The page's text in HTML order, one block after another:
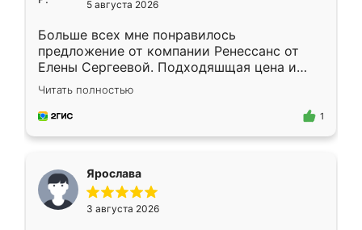
5 августа 2026
Больше всех мне понравилось
предложение от компании Ренессанс от
Елены Сергеевой. Подходяшщая цена и
короткие сроки изготовления. Приехавший
для замера сотрудник Владислав
предложил по моему эскизу самый
Читать полностью
1
Ярослава
3 августа 2026